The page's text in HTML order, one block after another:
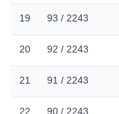
19 93 / 2243
20 92 / 2243
21 91 / 2243
22 90 / 2243